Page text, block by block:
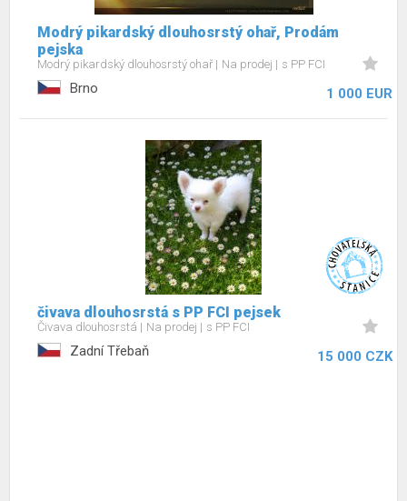
Modrý pikardský dlouhosrstý ohař, Prodám
pejska
Modrý pikardský dlouhosrstý ohař Na prodej s PP FCI
Brno 1 000 EUR
čivava dlouhosrstá s PP FCI pejsek
Čivava dlouhosrstá Na prodej s PP FCI
Zadní Třebaň 15 000 CZK